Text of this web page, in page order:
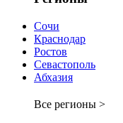
Сочи
Краснодар
Ростов
Севастополь
Абхазия
Все регионы >